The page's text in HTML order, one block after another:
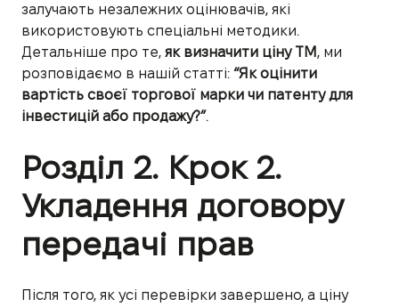
залучають незалежних оцінювачів, які
використовують спеціальні методики.
Детальніше про те, як визначити ціну ТМ , ми
розповідаємо в нашій статті: “Як оцінити
вартість своєї торгової марки чи патенту для
інвестицій або продажу?”.
Розділ 2. Крок 2.
Укладення договору
передачі прав
Після того, як усі перевірки завершено, а ціну